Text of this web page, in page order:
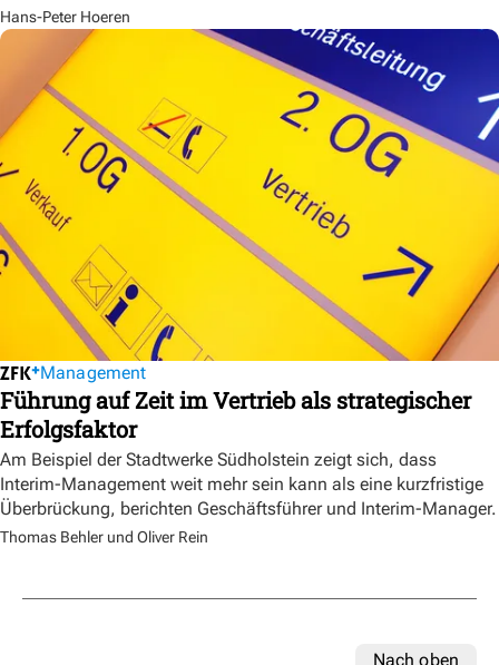
Hans-Peter Hoeren
Management
Führung auf Zeit im Vertrieb als strategischer
Erfolgsfaktor
Am Beispiel der Stadtwerke Südholstein zeigt sich, dass
Interim-Management weit mehr sein kann als eine kurzfristige
Überbrückung, berichten Geschäftsführer und Interim-Manager.
Thomas Behler und Oliver Rein
Nach oben